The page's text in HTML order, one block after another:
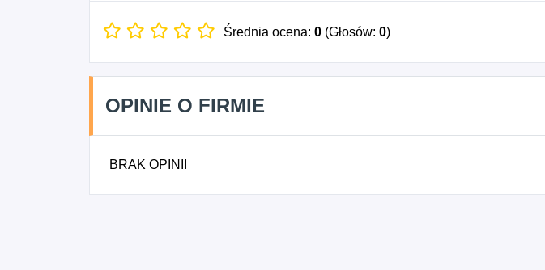
Posadzkarstwo; tapetowanie i oblicowywanie ścian, 4334Z - Malowanie i
budynków niemieszkalnych, 4323Z - Montaż izolacji, 4324Z -
budowlanych, 4335Z - Wykonywanie pozostałych robót budowlanych
Średnia ocena: 0 (Głosów: 0)
OPINIE O FIRMIE
BRAK OPINII